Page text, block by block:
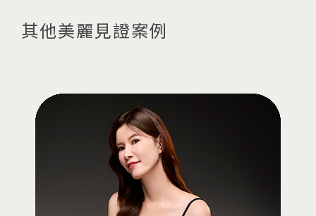
其他美麗見證案例